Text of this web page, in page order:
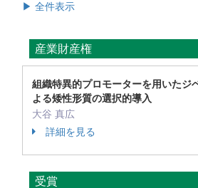
▶ 全件表示
産業財産権
組織特異的プロモーターを用いたジ
よる矮性形質の選択的導入
大谷 真広
詳細を見る
受賞